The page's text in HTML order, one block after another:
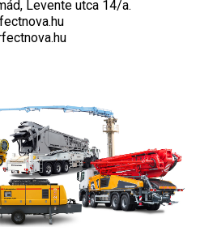
Levente utca 14/a.